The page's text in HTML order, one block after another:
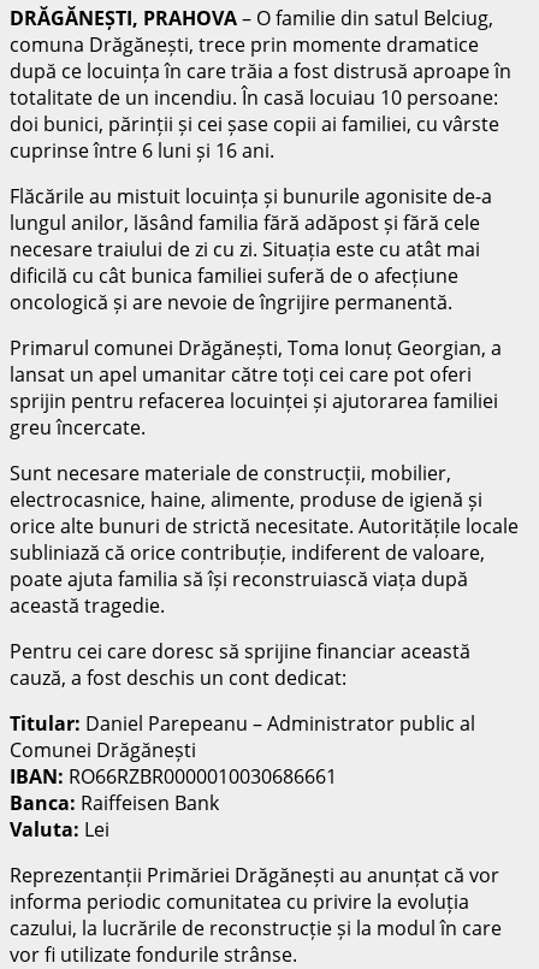
DRĂGĂNEȘTI, PRAHOVA– O familie din satul Belciug,
comuna Drăgănești, trece prin momente dramatice
după ce locuința în care trăia a fost distrusă aproape în
totalitate de un incendiu. În casă locuiau 10 persoane:
doi bunici, părinții și cei șase copii ai familiei, cu vârste
cuprinse între 6 luni și 16 ani.
Flăcările au mistuit locuința și bunurile agonisite de-a
lungul anilor, lăsând familia fără adăpost și fără cele
necesare traiului de zi cu zi. Situația este cu atât mai
dificilă cu cât bunica familiei suferă de o afecțiune
oncologică și are nevoie de îngrijire permanentă.
Primarul comunei Drăgănești, Toma Ionuț Georgian, a
lansat un apel umanitar către toți cei care pot oferi
sprijin pentru refacerea locuinței și ajutorarea familiei
greu încercate.
Sunt necesare materiale de construcții, mobilier,
electrocasnice, haine, alimente, produse de igienă și
orice alte bunuri de strictă necesitate. Autoritățile locale
subliniază că orice contribuție, indiferent de valoare,
poate ajuta familia să își reconstruiască viața după
această tragedie.
Pentru cei care doresc să sprijine financiar această
cauză, a fost deschis un cont dedicat:
Titular: Daniel Parepeanu – Administrator public al
Comunei Drăgănești
IBAN: RO66RZBR0000010030686661
Banca: Raiffeisen Bank
Valuta: Lei
Reprezentanții Primăriei Drăgănești au anunțat că vor
informa periodic comunitatea cu privire la evoluția
cazului, la lucrările de reconstrucție și la modul în care
vor fi utilizate fondurile strânse.